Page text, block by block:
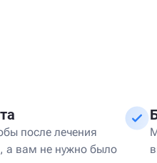
после лечения
а вам не нужно было